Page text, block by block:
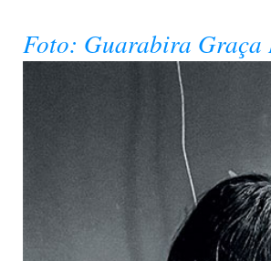
Foto: Guarabira Graça